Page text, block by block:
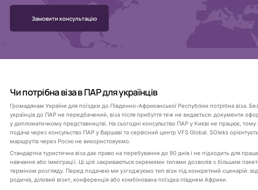
Замовити консультацію
Чи потрібна віза в ПАР для українців
Громадянам України для поїздки до Південно-Африканської Республіки потрібна віза.
українців до ПАР не передбачений, віза після прибуття теж не видається: документи
у дипломатичному представництві. На сьогодні консульство ПАР у Києві не працює,
подача через консульство ПАР у Варшаві та сервісний центр VFS Global. SOleks
маршрутів через Росію не використовуємо.
Стандартна туристична віза дає право на перебування до 90 днів і не підходить для
навчання або імміграції. Ці цілі закриваються окремими типами дозволів з більшим
терміном розгляду. Перед подачею ми узгоджуємо тип візи під конкретний сценарій:
родичів, діловий візит, конференція або комбінована поїздка півднем Африки.